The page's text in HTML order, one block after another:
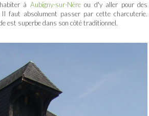
à Aubigny-sur-Nèreou d'y aller pour des
Il faut absolument passer par cette charcuterie.
est superbe dans son côté traditionnel.